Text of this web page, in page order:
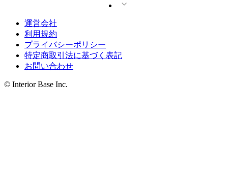
運営会社
利用規約
プライバシーポリシー
特定商取引法に基づく表記
お問い合わせ
© Interior Base Inc.